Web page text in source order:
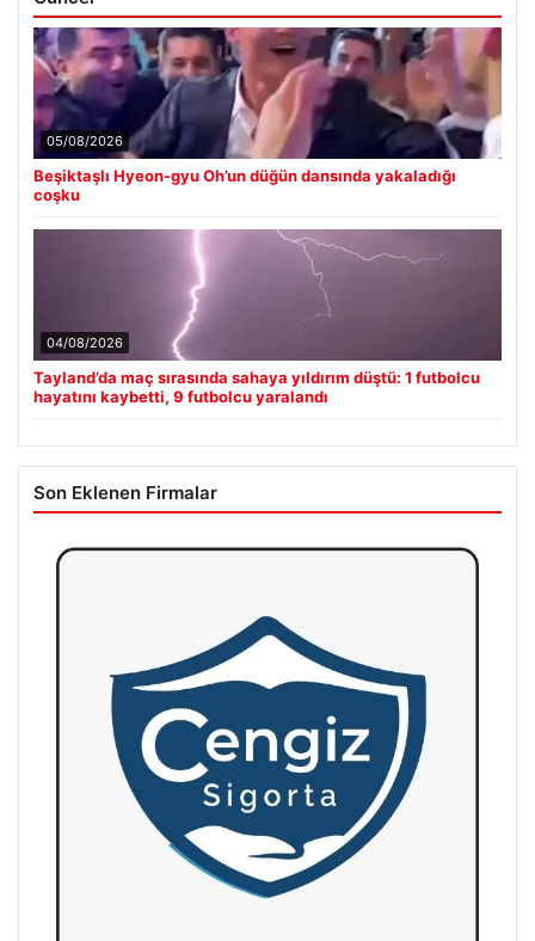
05/08/2026
Beşiktaşlı Hyeon-gyu Oh’un düğün dansında yakaladığı
coşku
04/08/2026
Tayland’da maç sırasında sahaya yıldırım düştü: 1 futbolcu
hayatını kaybetti, 9 futbolcu yaralandı
Son Eklenen Firmalar